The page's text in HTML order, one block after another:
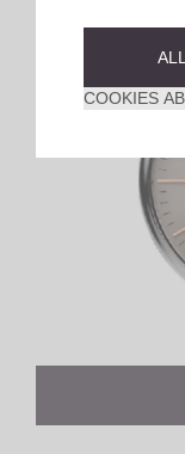
COOKIES